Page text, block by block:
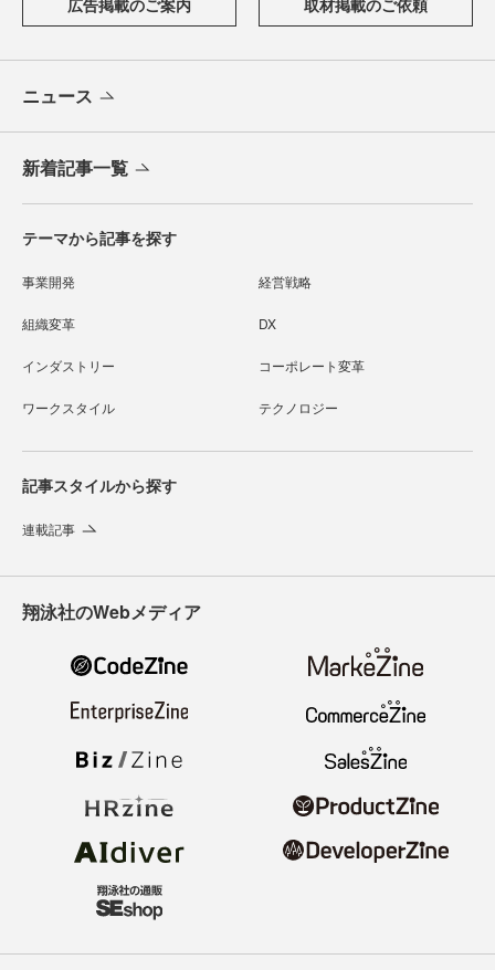
ニュース
新着記事一覧
テーマから記事を探す
事業開発 経営戦略
組織変革 DX
インダストリー コーポレート変革
ワークスタイル テクノロジー
記事スタイルから探す
連載記事
翔泳社のWebメディア